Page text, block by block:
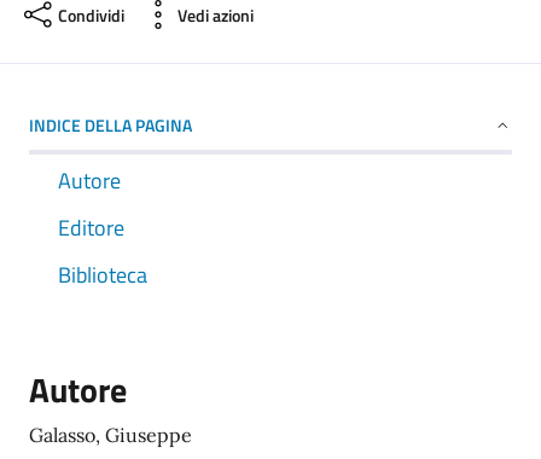
Condividi Vedi azioni
INDICE DELLA PAGINA
Autore
Editore
Biblioteca
Autore
Galasso, Giuseppe